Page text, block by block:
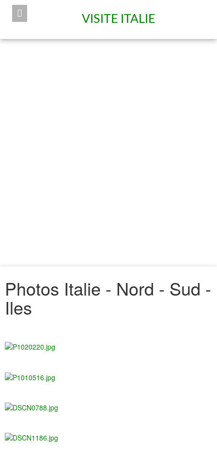
VISITE ITALIE
Photos Italie - Nord - Sud -
Iles